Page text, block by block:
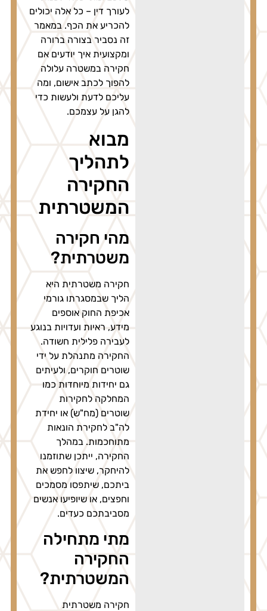
לעורך דין – כל אלה יכולים
להכריע את הכף. במאמר
זה נסביר בצורה ברורה
ומקצועית איך יודעים אם
חקירה במשטרה עלולה
להפוך לכתב אישום, ומה
עליכם לדעת ולעשות כדי
להגן על עצמכם.
מבוא
לתהליך
החקירה
המשטרתית
מהי חקירה
משטרתית?
חקירה משטרתית היא
הליך שבמסגרתו גורמי
אכיפת החוק אוספים
מידע, ראיות ועדויות בנוגע
לעבירה פלילית חשודה.
החקירה מתנהלת על ידי
שוטרים חוקרים, ולעיתים
גם יחידות מיוחדות כמו
המחלקה לחקירות
שוטרים (מח"ש) או יחידת
לה"ב לחקירת הונאות
מתוחכמות. במהלך
החקירה, ייתכן שתוזמנו
להיחקר, שיצוו לחפש את
ביתכם, שיתפסו מסמכים
וחפצים, או שיופיעו אנשים
מסביבתכם כעדים.
מתי מתחילה
החקירה
המשטרתית?
חקירה משטרתית